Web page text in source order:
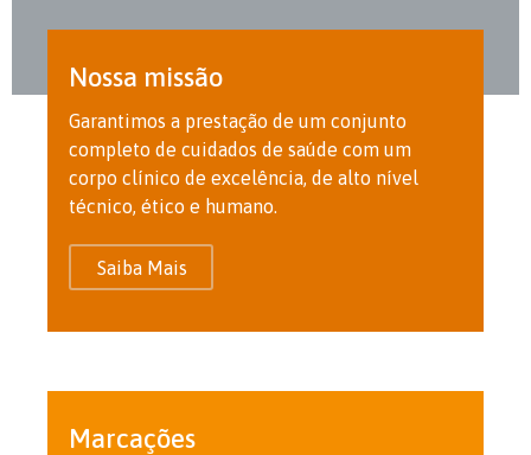
Nossa missão
Garantimos a prestação de um conjunto
completo de cuidados de saúde com um
corpo clínico de excelência, de alto nível
técnico, ético e humano.
Saiba Mais
Marcações